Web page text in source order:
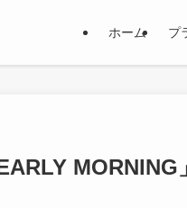
ホーム プ